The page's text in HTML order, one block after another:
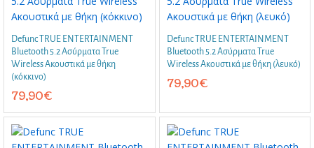
Defunc TRUE ENTERTAINMENT
Bluetooth 5.2 Ασύρματα True
Wireless Ακουστικά με θήκη
(κόκκινο)
79,90€
Defunc TRUE ENTERTAINMENT
Bluetooth 5.2 Ασύρματα True
Wireless Ακουστικά με θήκη (λευκό)
79,90€